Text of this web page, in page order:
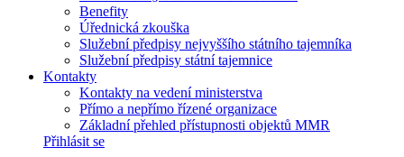
Benefity
Úřednická zkouška
Služební předpisy nejvyššího státního tajemníka
Služební předpisy státní tajemnice
Kontakty
Kontakty na vedení ministerstva
Přímo a nepřímo řízené organizace
Základní přehled přístupnosti objektů MMR
Přihlásit se